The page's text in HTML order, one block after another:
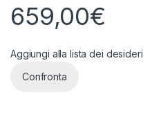
659,00€
Aggiungi alla lista dei desideri
Confronta